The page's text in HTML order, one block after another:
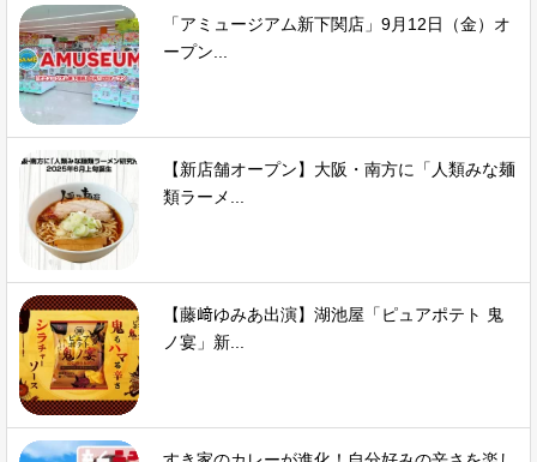
「アミュージアム新下関店」9月12日（金）オ
ープン...
【新店舗オープン】大阪・南方に「人類みな麺
類ラーメ...
【藤﨑ゆみあ出演】湖池屋「ピュアポテト 鬼
ノ宴」新...